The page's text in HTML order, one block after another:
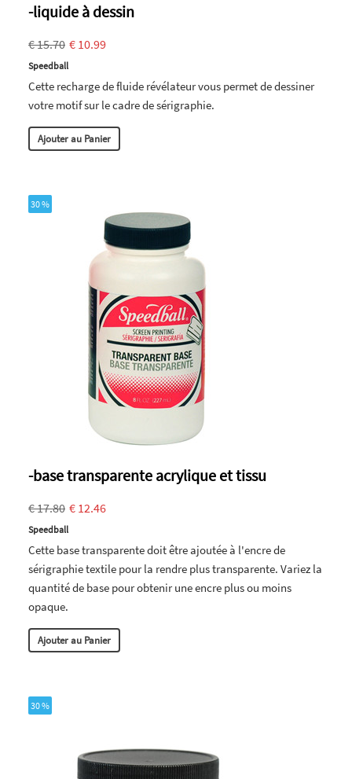
-liquide à dessin
€ 15.70 € 10.99
Speedball
Cette recharge de fluide révélateur vous permet de dessiner
votre motif sur le cadre de sérigraphie.
Ajouter au Panier
30 %
-base transparente acrylique et tissu
€ 17.80 € 12.46
Speedball
Cette base transparente doit être ajoutée à l'encre de
sérigraphie textile pour la rendre plus transparente. Variez la
quantité de base pour obtenir une encre plus ou moins
opaque.
Ajouter au Panier
30 %